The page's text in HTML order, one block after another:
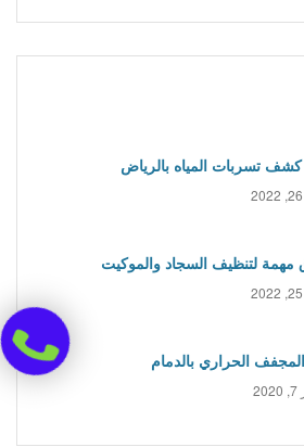
تسربات المياه بالرياض
الحراري بالدمام